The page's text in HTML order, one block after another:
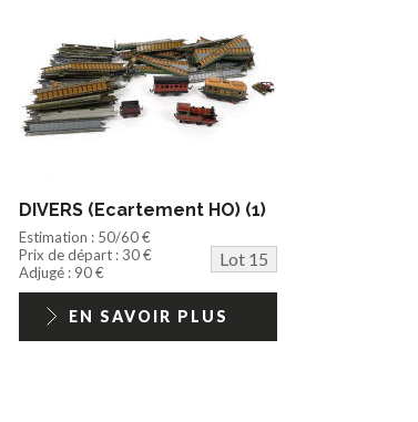
DIVERS (Ecartement HO) (1)
Estimation : 50/60 €
Prix de départ : 30 €
Lot 15
Adjugé : 90 €
EN SAVOIR PLUS